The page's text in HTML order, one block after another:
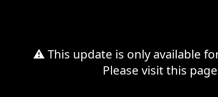
⚠ This update is only available
Please visit this